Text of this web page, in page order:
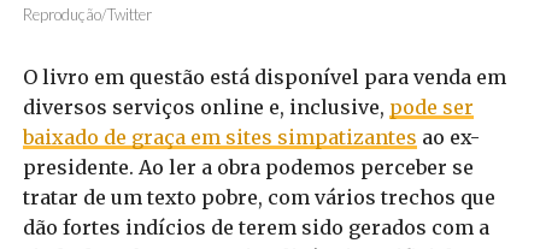
Reprodução/Twitter
O livro em questão está disponível para venda em
diversos serviços online e, inclusive, pode ser
baixado de graça em sites simpatizantes ao ex-
presidente. Ao ler a obra podemos perceber se
tratar de um texto pobre, com vários trechos que
dão fortes indícios de terem sido gerados com a